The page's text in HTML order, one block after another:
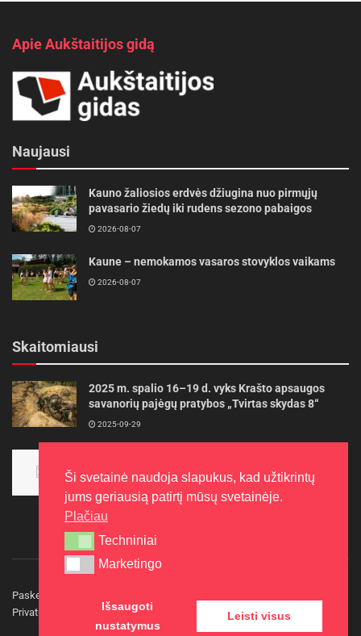
Apie Aukštaitijos gidą
Naujausi
Kauno žaliosios erdvės džiugina nuo pirmųjų
pavasario žiedų iki rudens sezono pabaigos
2026-08-07
Kaune – nemokamos vasaros stovyklos vaikams
2026-08-07
Skaitomiausi
2025 m. spalio 16–19 d. vyks Krašto apsaugos
savanorių pajėgų pratybos „Tvirtas skydas 8“
2025-09-29
aukso
2015-10-30
Paskelbkite naujieną
Privatumo politika
Kontaktai
Ši svetainė naudoja slapukus, kad užtikrintų
jums geriausią patirtį mūsų svetainėje.
Plačiau
Techniniai
Techniniai
Marketingo
Marketingo
Išsaugoti
nustatymus
Leisti visus